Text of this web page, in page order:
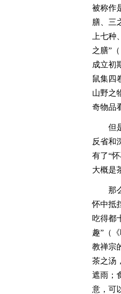
被称作
膳、三
上七
之膳”
成立初
鼠集四
山野之
奇物品
但
反省和
有了“
大概是
那
怀中抵
吃得都
趣”（
教禅宗
茶之汤
遮雨；
意，可